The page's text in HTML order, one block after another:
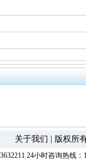
关于我们 版权所
24小时咨询热线